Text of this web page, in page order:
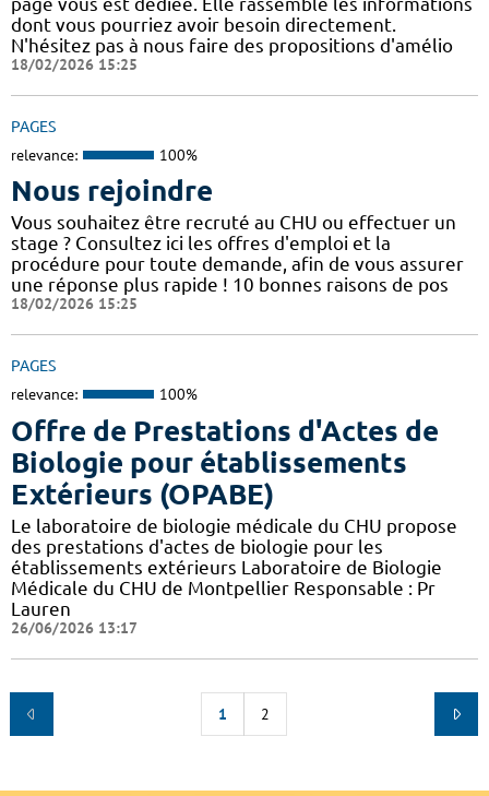
dont vous pourriez avoir besoin directement.
N'hésitez pas à nous faire des propositions d'amélio
18/02/2026 15:25
PAGES
relevance: 100%
Nous rejoindre
Vous souhaitez être recruté au CHU ou effectuer un
stage ? Consultez ici les offres d'emploi et la
procédure pour toute demande, afin de vous assurer
une réponse plus rapide ! 10 bonnes raisons de pos
18/02/2026 15:25
PAGES
relevance: 100%
Offre de Prestations d'Actes de
Biologie pour établissements
Extérieurs (OPABE)
Le laboratoire de biologie médicale du CHU propose
des prestations d'actes de biologie pour les
établissements extérieurs Laboratoire de Biologie
Médicale du CHU de Montpellier Responsable : Pr
Lauren
26/06/2026 13:17
1 2